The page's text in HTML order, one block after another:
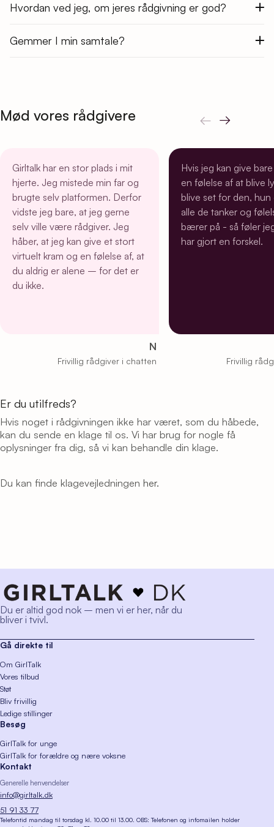
Hvordan ved jeg, om jeres rådgivning er god?
Gemmer I min samtale?
Mød vores rådgivere ← →
Girltalk har en stor plads i mit
hjerte. Jeg mistede min far og
brugte selv platformen. Derfor
vidste jeg bare, at jeg gerne
selv ville være rådgiver. Jeg
håber, at jeg kan give et stort
virtuelt kram og en følelse af, at
du aldrig er alene – for det er
du ikke.
N
Frivillig rådgiver i chatten
Hvis jeg kan give
en følelse af at blive
blive set for den,
alle de tanker og
bærer på - så føler
har gjort en forskel.
Frivillig
Er du utilfreds?
Hvis noget i rådgivningen ikke har været, som du håbede,
kan du sende en klage til os. Vi har brug for nogle få
oplysninger fra dig, så vi kan behandle din klage.
Du kan finde klagevejledningen her.
Du er altid god nok – men vi er her, når du
bliver i tvivl.
Gå direkte til
Om GirlTalk
Vores tilbud
Støt
Bliv frivillig
Ledige stillinger
Besøg
GirlTalk for unge
GirlTalk for forældre og nære voksne
Kontakt
Generelle henvendelser
info@girltalk.dk
51 91 33 77
Telefontid mandag til torsdag kl. 10.00 til 13.00. OBS: Telefonen og infomailen holder